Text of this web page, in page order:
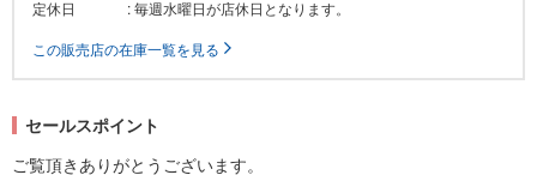
定休日
: 毎週水曜日が店休日となります。
この販売店の在庫一覧を見る
セールスポイント
ご覧頂きありがとうございます。